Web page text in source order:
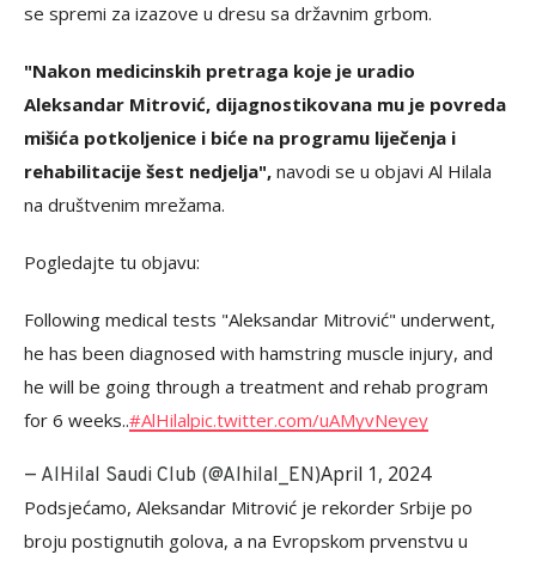
se spremi za izazove u dresu sa državnim grbom.
"Nakon medicinskih pretraga koje je uradio
Aleksandar Mitrović, dijagnostikovana mu je povreda
mišića potkoljenice i biće na programu liječenja i
rehabilitacije šest nedjelja", navodi se u objavi Al Hilala
na društvenim mrežama.
Pogledajte tu objavu:
Following medical tests "Aleksandar Mitrović" underwent,
he has been diagnosed with hamstring muscle injury, and
he will be going through a treatment and rehab program
for 6 weeks..#AlHilalpic.twitter.com/uAMyvNeyey
— AlHilal Saudi Club (@Alhilal_EN)April 1, 2024
Podsjećamo, Aleksandar Mitrović je rekorder Srbije po
broju postignutih golova, a na Evropskom prvenstvu u